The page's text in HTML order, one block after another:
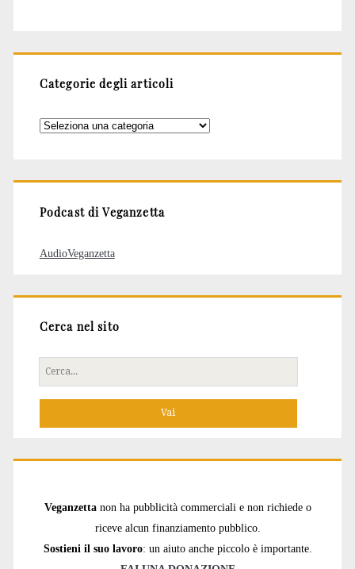
Categorie degli articoli
Categorie
Podcast di Veganzetta
AudioVeganzetta
Cerca nel sito
Cerca
per:
Veganzetta non ha pubblicità commerciali e non richiede o
riceve alcun finanziamento pubblico.
Sostieni il suo lavoro: un aiuto anche piccolo è importante.